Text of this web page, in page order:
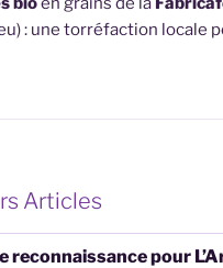
: une torréfaction locale
Articles
reconnaissance pour